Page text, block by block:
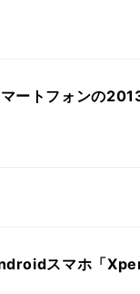
ートフォンの
スマホ「